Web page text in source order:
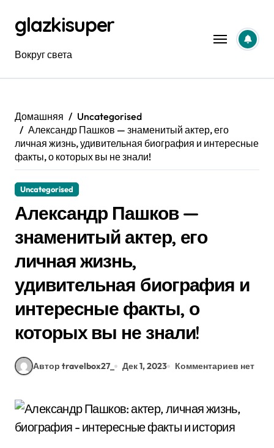
содержанию
glazkisuper
Вокруг света
Домашняя
Uncategorised
Александр Пашков — знаменитый актер, его
личная жизнь, удивительная биография и интересные
факты, о которых вы не знали!
Uncategorised
Александр Пашков —
знаменитый актер, его
личная жизнь,
удивительная биография и
интересные факты, о
которых вы не знали!
Автор travelbox27_ Дек 1, 2023 Комментариев нет